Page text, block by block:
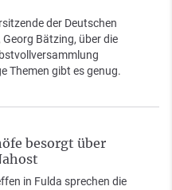
der Deutschen
Bätzing, über die
Themen gibt es genug.
besorgt über
in Fulda sprechen die